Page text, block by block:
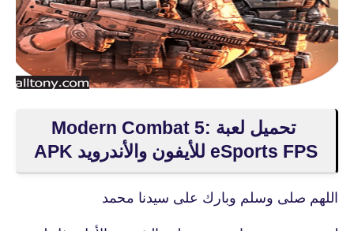
تحميل لعبة Modern Combat 5:
eSports FPS‏ للأيفون والأندرويد APK
اللهم صلى وسلم وبارك على سيدنا محمد